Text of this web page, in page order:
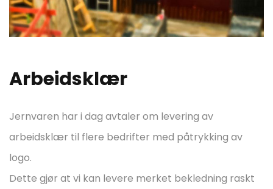
Arbeidsklær
Jernvaren har i dag avtaler om levering av
arbeidsklær til flere bedrifter med påtrykking av
logo.
Dette gjør at vi kan levere merket bekledning raskt